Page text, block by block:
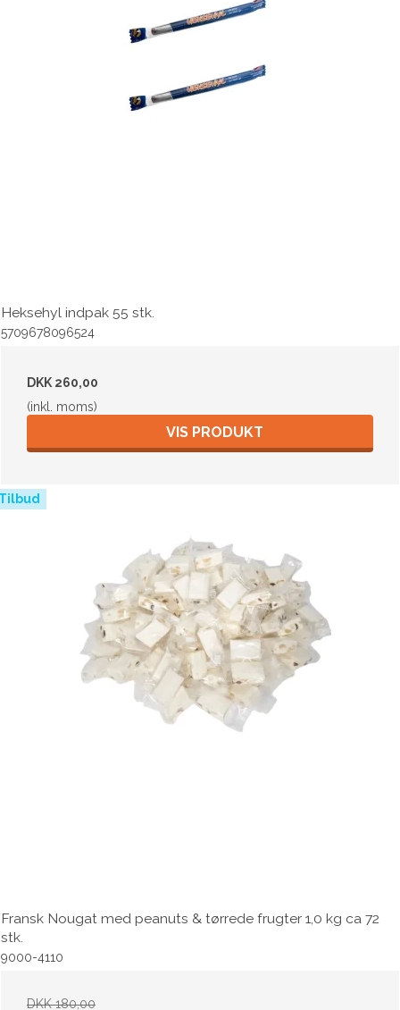
Heksehyl indpak 55 stk.
5709678096524
DKK 260,00
(inkl. moms)
VIS PRODUKT
Fransk Nougat med peanuts & tørrede frugter 1,0 kg ca 72
stk.
9000-4110
DKK 180,00